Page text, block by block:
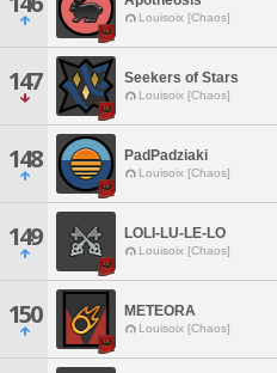
Louisoix [Chaos]
147 Seekers of Stars
Louisoix [Chaos]
148 PadPadziaki
Louisoix [Chaos]
149 LOLI-LU-LE-LO
Louisoix [Chaos]
150 METEORA
Louisoix [Chaos]